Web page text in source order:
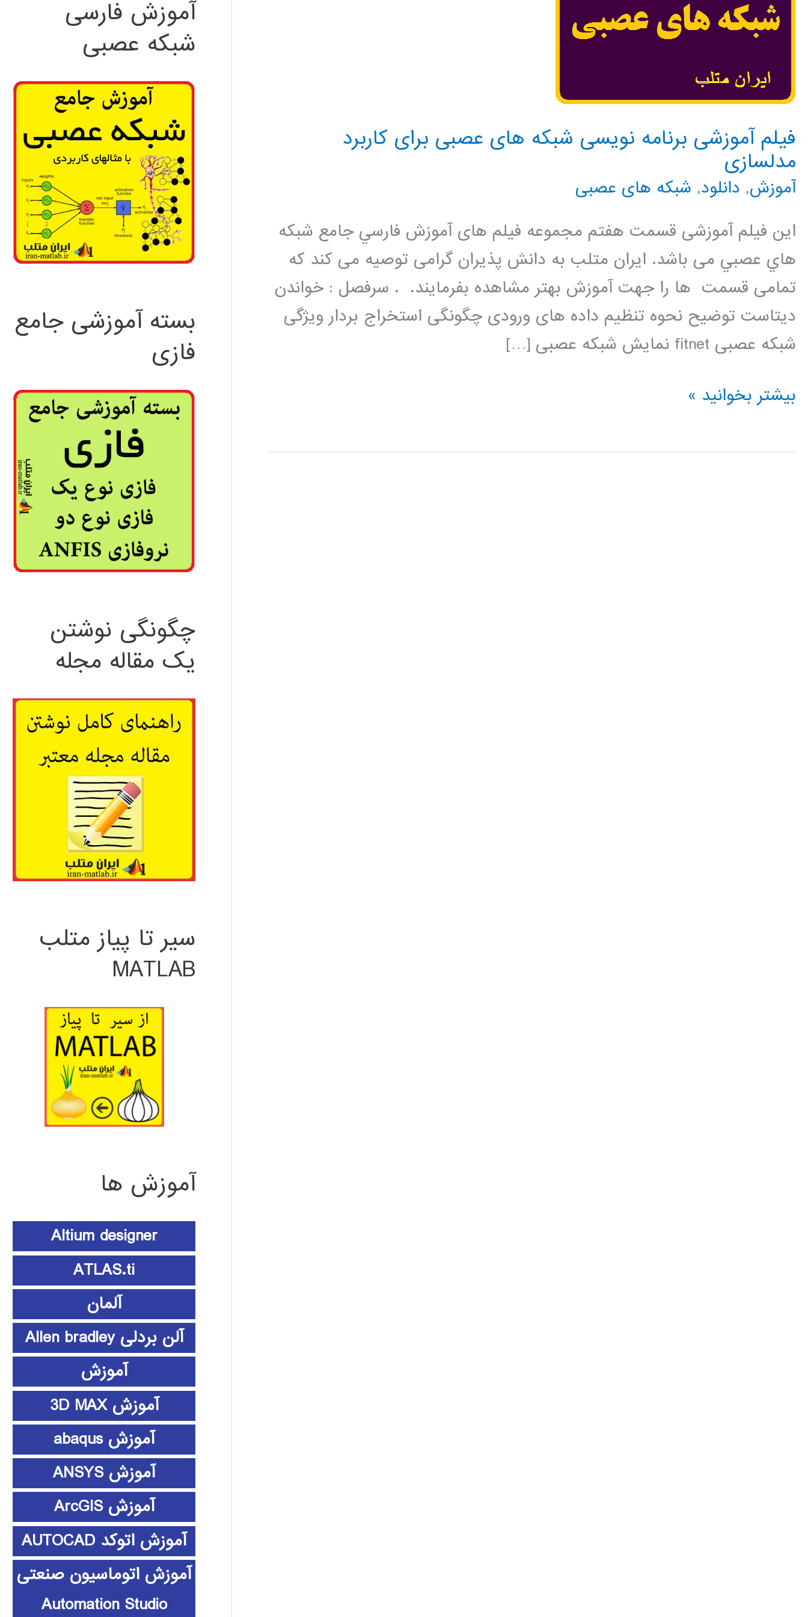
فیلم آموزشی برنامه نویسی شبکه های عصبی برای کاربرد
مدلسازی
آموزش, دانلود, شبکه های عصبی
این فیلم آموزشی قسمت هفتم مجموعه فيلم های آموزش فارسي جامع شبكه
هاي عصبي می باشد. ایران متلب به دانش پذیران گرامی توصیه می کند که
تمامی قسمت ها را جهت آموزش بهتر مشاهده بفرمایند. . سرفصل : خواندن
دیتاست توضیح نحوه تنظیم داده های ورودی چگونگی استخراج بردار ویژگی
شبکه عصبی fitnet نمایش شبکه عصبی […]
فیلم
برنامه
بیشتر بخوانید »
آموزش فارسی
شبکه عصبی
بسته آموزشی جامع
فازی
چگونگی نوشتن
یک مقاله مجله
سیر تا پیاز متلب
MATLAB
آموزش ها
Altium designer
ATLAS.ti
آلمان
آلن بردلی Allen bradley
آموزش
آموزش 3D MAX
آموزش abaqus
آموزش ANSYS
آموزش ArcGIS
آموزش اتوکد AUTOCAD
آموزش اتوماسیون صنعتی
Automation Studio